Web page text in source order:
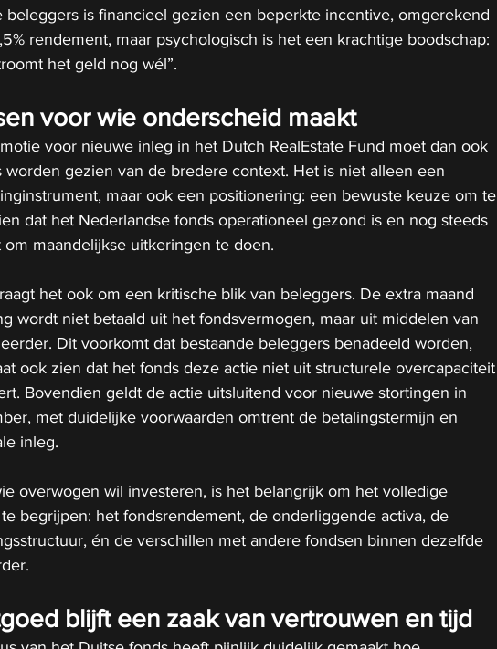
beleggers is financieel gezien een beperkte incentive, omgerekend
rendement, maar psychologisch is het een krachtige boodschap:
het geld nog wél”.
voor wie onderscheid maakt
voor nieuwe inleg in het Dutch RealEstate Fund moet dan ook
worden gezien van de bredere context. Het is niet alleen een
maar ook een positionering: een bewuste keuze om te
dat het Nederlandse fonds operationeel gezond is en nog steeds
om maandelijkse uitkeringen te doen.
het ook om een kritische blik van beleggers. De extra maand
wordt niet betaald uit het fondsvermogen, maar uit middelen van
Dit voorkomt dat bestaande beleggers benadeeld worden,
ook zien dat het fonds deze actie niet uit structurele overcapaciteit
Bovendien geldt de actie uitsluitend voor nieuwe stortingen in
met duidelijke voorwaarden omtrent de betalingstermijn en
inleg.
overwogen wil investeren, is het belangrijk om het volledige
begrijpen: het fondsrendement, de onderliggende activa, de
én de verschillen met andere fondsen binnen dezelfde
blijft een zaak van vertrouwen en tijd